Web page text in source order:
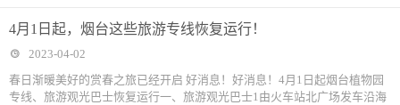
4月1日起，烟台这些旅游专线恢复运行！
2023-04-02
春日渐暖美好的赏春之旅已经开启 好消息！好消息！4月1日起烟台植物园
专线、旅游观光巴士恢复运行一、旅游观光巴士1由火车站北广场发车沿海